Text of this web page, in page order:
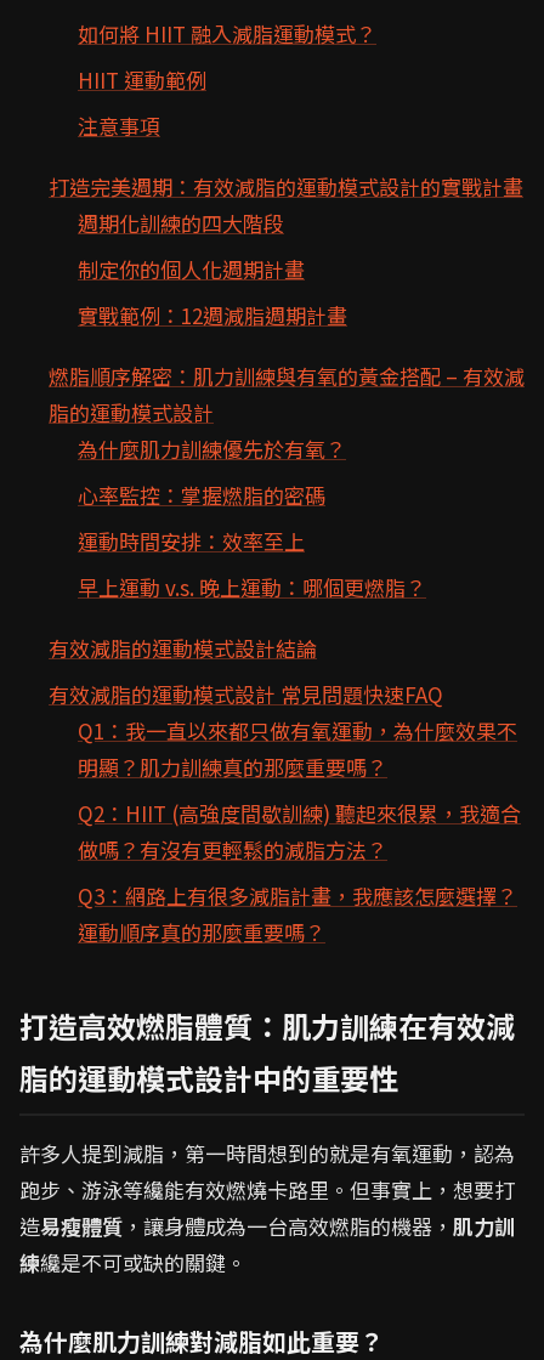
如何將 HIIT 融入減脂運動模式？
HIIT 運動範例
注意事項
打造完美週期：有效減脂的運動模式設計的實戰計畫
週期化訓練的四大階段
制定你的個人化週期計畫
實戰範例：12週減脂週期計畫
燃脂順序解密：肌力訓練與有氧的黃金搭配 – 有效減
脂的運動模式設計
為什麼肌力訓練優先於有氧？
心率監控：掌握燃脂的密碼
運動時間安排：效率至上
早上運動 v.s. 晚上運動：哪個更燃脂？
有效減脂的運動模式設計結論
有效減脂的運動模式設計 常見問題快速FAQ
Q1：我一直以來都只做有氧運動，為什麼效果不
明顯？肌力訓練真的那麼重要嗎？
Q2：HIIT (高強度間歇訓練) 聽起來很累，我適合
做嗎？有沒有更輕鬆的減脂方法？
Q3：網路上有很多減脂計畫，我應該怎麼選擇？
運動順序真的那麼重要嗎？
打造高效燃脂體質：肌力訓練在有效減
脂的運動模式設計中的重要性
許多人提到減脂，第一時間想到的就是有氧運動，認為
跑步、游泳等纔能有效燃燒卡路里。但事實上，想要打
造易瘦體質 ，讓身體成為一台高效燃脂的機器， 肌力訓
練纔是不可或缺的關鍵。
為什麼肌力訓練對減脂如此重要？